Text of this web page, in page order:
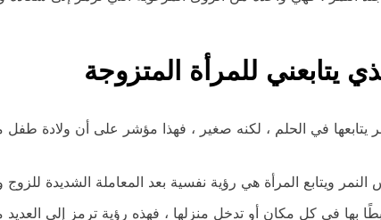
يتابعني للمرأة المتزوجة
يتابعها في الحلم ، لكنه صغير ، فهذا مؤشر على أن ولادة
النمر ويتابع المرأة هي رؤية نفسية بعد المعاملة الشديدة
بها في كل مكان أو تدخل منزلها ، فهذه رؤية ترمز إلى